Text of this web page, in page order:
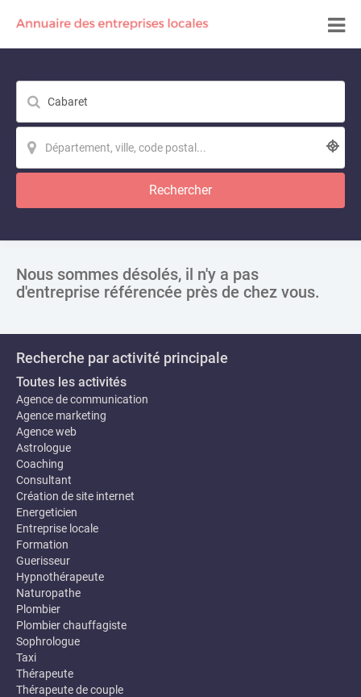
Rechercher
Nous sommes désolés, il n'y a pas
d'entreprise référencée près de chez vous.
Recherche par activité principale
Toutes les activités
Agence de communication
Agence marketing
Agence web
Astrologue
Coaching
Consultant
Création de site internet
Energeticien
Entreprise locale
Formation
Guerisseur
Hypnothérapeute
Naturopathe
Plombier
Plombier chauffagiste
Sophrologue
Taxi
Thérapeute
Thérapeute de couple